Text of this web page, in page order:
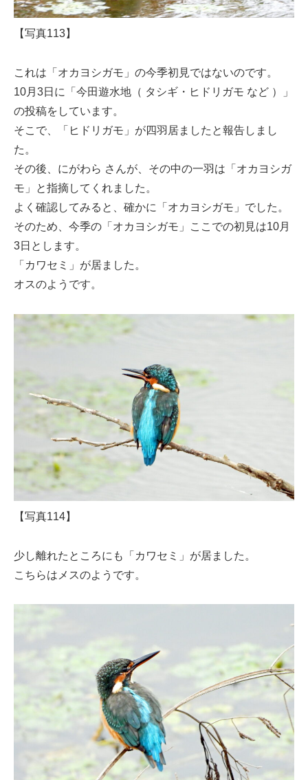
【写真113】
これは「オカヨシガモ」の今季初見ではないのです。
10月3日に「今田遊水地（ タシギ・ヒドリガモ など ）」
の投稿をしています。
そこで、「ヒドリガモ」が四羽居ましたと報告しまし
た。
その後、にがわら さんが、その中の一羽は「オカヨシガ
モ」と指摘してくれました。
よく確認してみると、確かに「オカヨシガモ」でした。
そのため、今季の「オカヨシガモ」ここでの初見は10月
3日とします。
「カワセミ」が居ました。
オスのようです。
【写真114】
少し離れたところにも「カワセミ」が居ました。
こちらはメスのようです。